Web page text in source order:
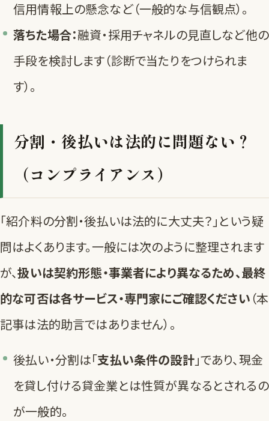
信用情報上の懸念など（一般的な与信観点）。
落ちた場合：融資・採用チャネルの見直しなど他の
手段を検討します（診断で当たりをつけられま
す）。
分割・後払いは法的に問題ない？
（コンプライアンス）
「紹介料の分割・後払いは法的に大丈夫？」という疑
問はよくあります。一般には次のように整理されます
が、扱いは契約形態・事業者により異なるため、最終
的な可否は各サービス・専門家にご確認ください （本
記事は法的助言ではありません）。
後払い・分割は「支払い条件の設計」であり、現金
を貸し付ける貸金業とは性質が異なるとされるの
が一般的。